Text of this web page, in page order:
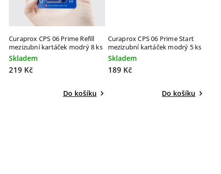
Curaprox CPS 06 Prime Refill
mezizubní kartáček modrý 8 ks
Skladem
219 Kč
Do košíku
Curaprox CPS 06 Prime Start
mezizubní kartáček modrý 5 ks
Skladem
189 Kč
Do košíku